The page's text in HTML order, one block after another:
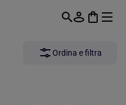
Ordina e filtra